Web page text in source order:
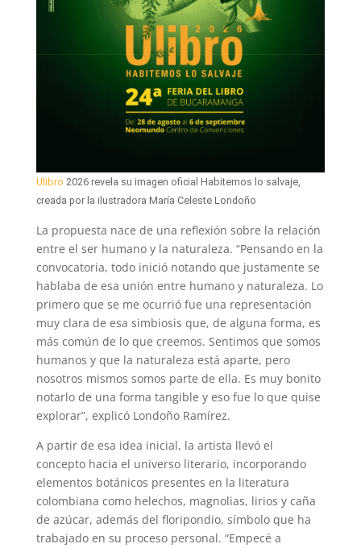
Ulibro 2026 revela su imagen oficial Habitemos lo salvaje,
creada por la ilustradora María Celeste Londoño
La propuesta nace de una reflexión sobre la relación
entre el ser humano y la naturaleza. “Pensando en la
convocatoria, todo inició notando que justamente se
hablaba de esa unión entre humano y naturaleza. Lo
primero que se me ocurrió fue una representación
muy clara de esa simbiosis que, de alguna forma, es
más común de lo que creemos. Sentimos que somos
humanos y que la naturaleza está aparte, pero
nosotros mismos somos parte de ella. Es muy bonito
notarlo de una forma tangible y eso fue lo que quise
explorar”, explicó Londoño Ramírez.
A partir de esa idea inicial, la artista llevó el
concepto hacia el universo literario, incorporando
elementos botánicos presentes en la literatura
colombiana como helechos, magnolias, lirios y caña
de azúcar, además del floripondio, símbolo que ha
trabajado en su proceso personal. “Empecé a